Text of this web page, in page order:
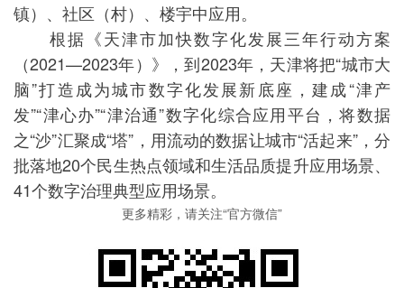
镇）、社区（村）、楼宇中应用。
根据《天津市加快数字化发展三年行动方案
（2021—2023年）》，到2023年，天津将把“城市大
脑”打造成为城市数字化发展新底座，建成“津产
发”“津心办”“津治通”数字化综合应用平台，将数据
之“沙”汇聚成“塔”，用流动的数据让城市“活起来”，分
批落地20个民生热点领域和生活品质提升应用场景、
41个数字治理典型应用场景。
更多精彩，请关注“官方微信”